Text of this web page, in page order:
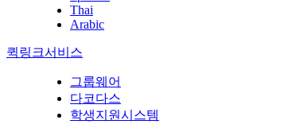
Thai
Arabic
퀵링크서비스
그룹웨어
다코다스
학생지원시스템